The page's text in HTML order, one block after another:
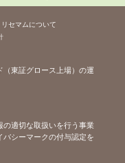
リセマムについて
（東証グロース上場）の運
の適切な取扱いを行う事業
シーマークの付与認定を